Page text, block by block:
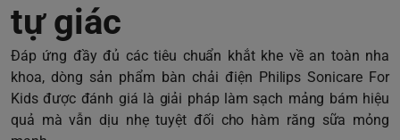
tự giác
Đáp ứng đầy đủ các tiêu chuẩn khắt khe về an toàn nha
khoa, dòng sản phẩm bàn chải điện Philips Sonicare For
Kidsđược đánh giá là giải pháp làm sạch mảng bám hiệu
quả mà vẫn dịu nhẹ tuyệt đối cho hàm răng sữa mỏng